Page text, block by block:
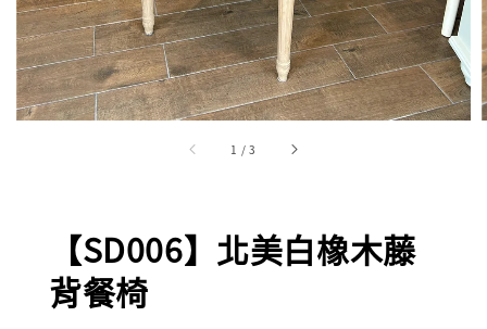
1 /3
【SD006】北美白橡木藤
背餐椅